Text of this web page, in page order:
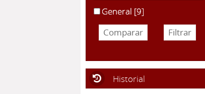
General [9]
Historial